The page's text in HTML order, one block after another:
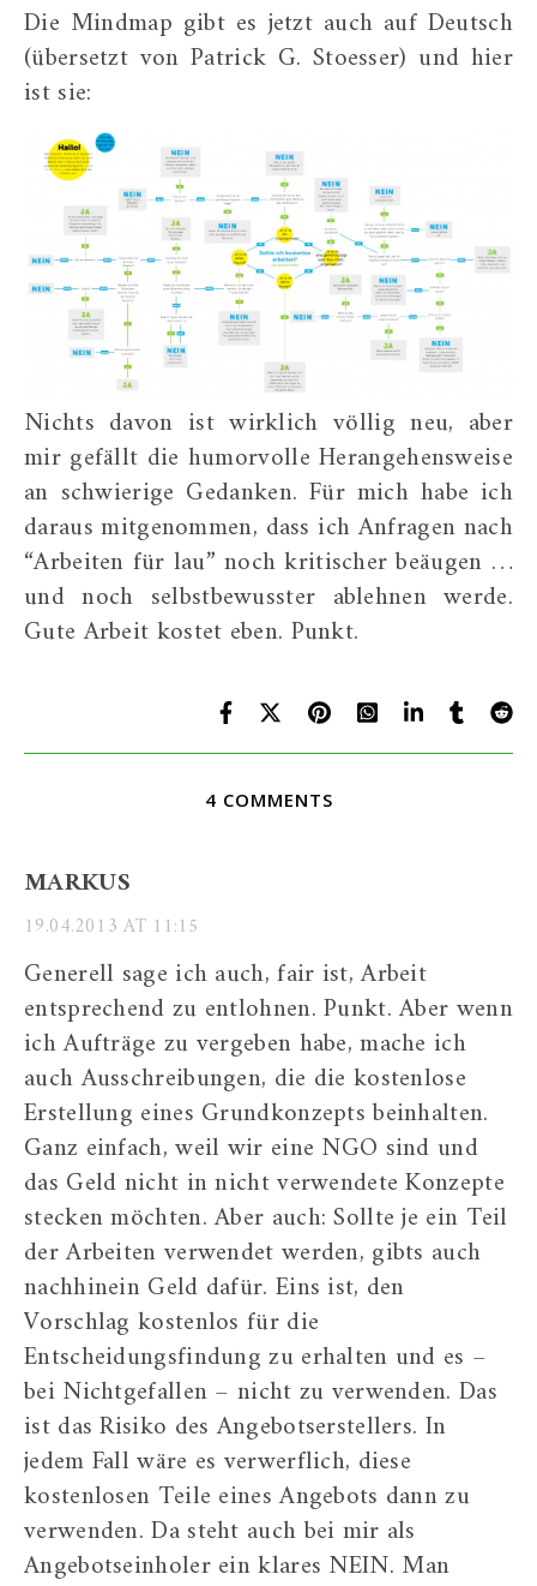
Die Mindmap gibt es jetzt auch auf Deutsch
(übersetzt von Patrick G. Stoesser) und hier
ist sie:
Nichts davon ist wirklich völlig neu, aber
mir gefällt die humorvolle Herangehensweise
an schwierige Gedanken. Für mich habe ich
daraus mitgenommen, dass ich Anfragen nach
“Arbeiten für lau” noch kritischer beäugen …
und noch selbstbewusster ablehnen werde.
Gute Arbeit kostet eben. Punkt.
4 COMMENTS
MARKUS
19.04.2013 AT 11:15
Generell sage ich auch, fair ist, Arbeit
entsprechend zu entlohnen. Punkt. Aber wenn
ich Aufträge zu vergeben habe, mache ich
auch Ausschreibungen, die die kostenlose
Erstellung eines Grundkonzepts beinhalten.
Ganz einfach, weil wir eine NGO sind und
das Geld nicht in nicht verwendete Konzepte
stecken möchten. Aber auch: Sollte je ein Teil
der Arbeiten verwendet werden, gibts auch
nachhinein Geld dafür. Eins ist, den
Vorschlag kostenlos für die
Entscheidungsfindung zu erhalten und es –
bei Nichtgefallen – nicht zu verwenden. Das
ist das Risiko des Angebotserstellers. In
jedem Fall wäre es verwerflich, diese
kostenlosen Teile eines Angebots dann zu
verwenden. Da steht auch bei mir als
Angebotseinholer ein klares NEIN. Man